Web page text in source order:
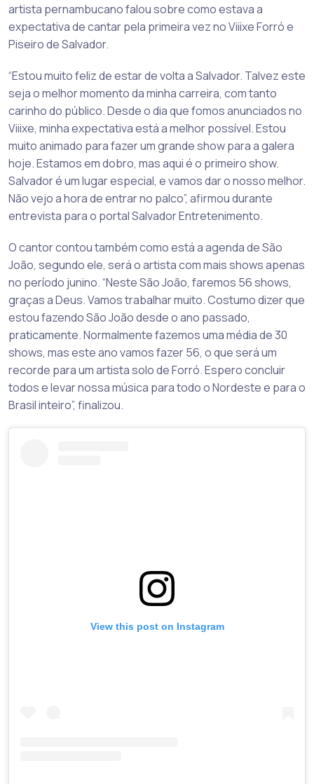
artista pernambucano falou sobre como estava a
expectativa de cantar pela primeira vez no Viiixe Forró e
Piseiro de Salvador.
“Estou muito feliz de estar de volta a Salvador. Talvez este
seja o melhor momento da minha carreira, com tanto
carinho do público. Desde o dia que fomos anunciados no
Viiixe, minha expectativa está a melhor possível. Estou
muito animado para fazer um grande show para a galera
hoje. Estamos em dobro, mas aqui é o primeiro show.
Salvador é um lugar especial, e vamos dar o nosso melhor.
Não vejo a hora de entrar no palco”, afirmou durante
entrevista para o portal Salvador Entretenimento.
O cantor contou também como está a agenda de São
João, segundo ele, será o artista com mais shows apenas
no período junino. “Neste São João, faremos 56 shows,
graças a Deus. Vamos trabalhar muito. Costumo dizer que
estou fazendo São João desde o ano passado,
praticamente. Normalmente fazemos uma média de 30
shows, mas este ano vamos fazer 56, o que será um
recorde para um artista solo de Forró. Espero concluir
todos e levar nossa música para todo o Nordeste e para o
Brasil inteiro”, finalizou.
View this post on Instagram